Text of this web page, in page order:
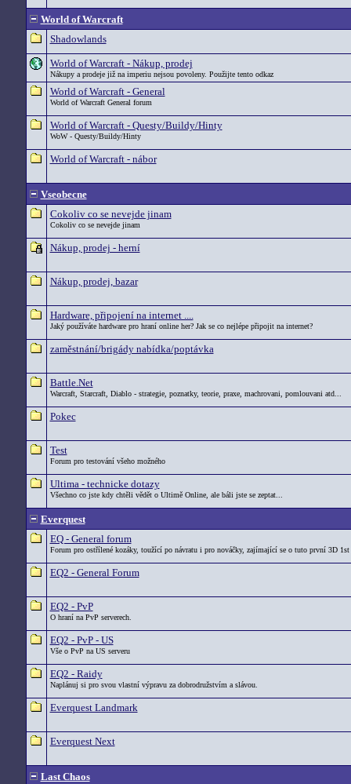
World of Warcraft
Shadowlands
World of Warcraft - Nákup, prodej
Nákupy a prodeje již na imperiu nejsou povoleny. Použijte tento odkaz
World of Warcraft - General
World of Warcraft General forum
World of Warcraft - Questy/Buildy/Hinty
WoW - Questy/Buildy/Hinty
World of Warcraft - nábor
Vseobecne
Cokoliv co se nevejde jinam
Cokoliv co se nevejde jinam
Nákup, prodej - herní
Nákup, prodej, bazar
Hardware, připojení na internet ....
Jaký používáte hardware pro hraní online her? Jak se co nejlépe připojit na internet?
zaměstnání/brigády nabídka/poptávka
Battle.Net
Warcraft, Starcraft, Diablo - strategie, poznatky, teorie, praxe, machrovani, pomlouvani atd...
Pokec
Test
Forum pro testování všeho možného
Ultima - technicke dotazy
Všechno co jste kdy chtěli vědět o Ultimě Online, ale báli jste se zeptat...
Everquest
EQ - General forum
Forum pro ostřílené kozáky, toužící po návratu i pro nováčky, zajímající se o tuto první 3D 1st
EQ2 - General Forum
EQ2 - PvP
O hraní na PvP serverech.
EQ2 - PvP - US
Vše o PvP na US serveru
EQ2 - Raidy
Naplánuj si pro svou vlastní výpravu za dobrodružstvím a slávou.
Everquest Landmark
Everquest Next
Last Chaos